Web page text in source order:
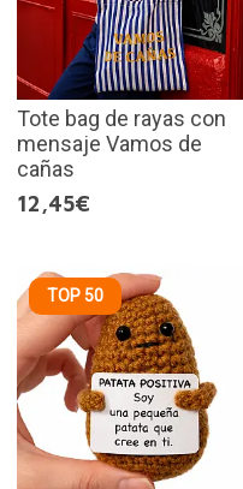
Tote bag de rayas con
mensaje Vamos de
cañas
12,45€
TOP 50